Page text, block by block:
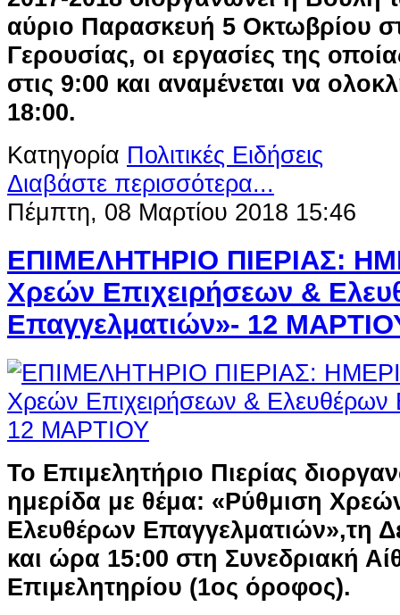
αύριο Παρασκευή 5 Οκτωβρίου
Γερουσίας, οι εργασίες της
στις 9:00 και αναμένεται να
18:00.
Κατηγορία Πολιτικές Ειδήσεις
Διαβάστε περισσότερα...
Πέμπτη, 08 Μαρτίου 2018 15:46
ΕΠΙΜΕΛΗΤΗΡΙΟ ΠΙΕΡΙΑΣ:
Χρεών Επιχειρήσεων &
Επαγγελματιών»- 12
Το Επιμελητήριο Πιερίας
ημερίδα με θέμα: «Ρύθμιση
Ελευθέρων Επαγγελματιών»,τη
και ώρα 15:00 στη Συνεδριακή
Επιμελητηρίου (1ος όροφος).